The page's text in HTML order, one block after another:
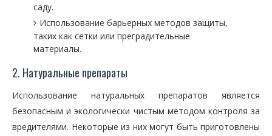
саду.
Использование барьерных методов защиты,
таких как сетки или преградительные
материалы.
2. Натуральные препараты
Использование натуральных препаратов является
безопасным и экологически чистым методом контроля за
вредителями. Некоторые из них могут быть приготовлены